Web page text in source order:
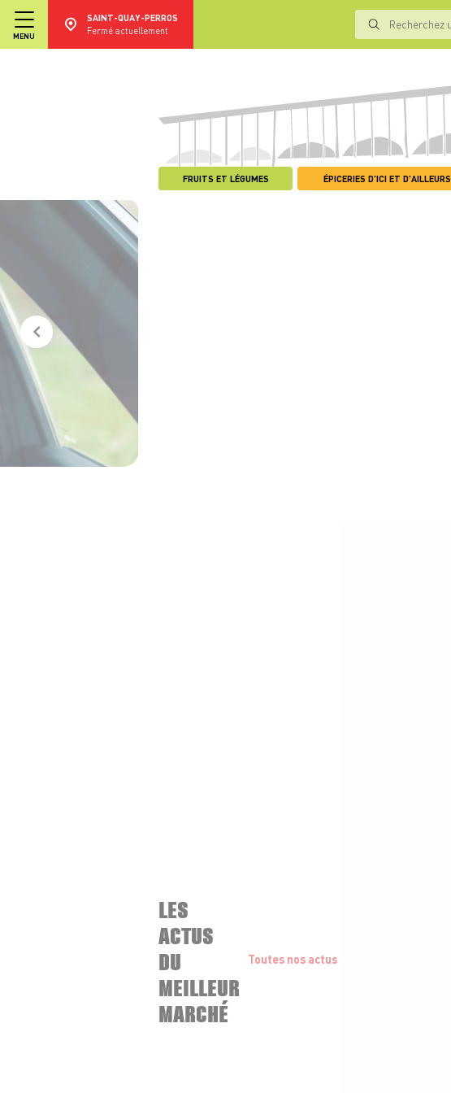
MENU
SAINT-QUAY-PERROS
Fermé actuellement
FRUITS ET LÉGUMES ÉPICERIES D'ICI ET D'AILLEURS
LES
ACTUS
DU
MEILLEUR
MARCHÉ
Toutes nos actus